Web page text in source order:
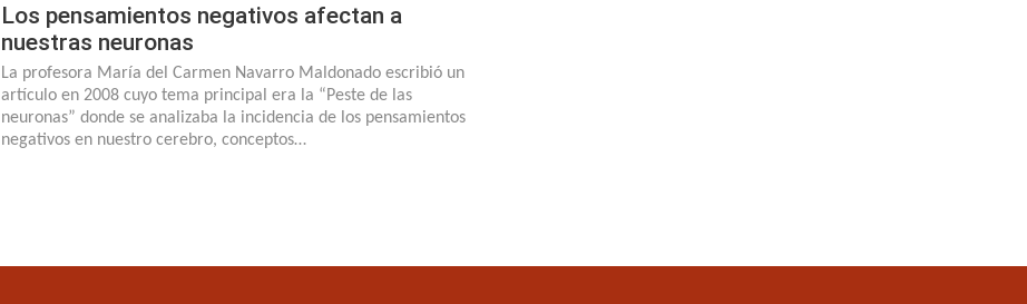
Los pensamientos negativos afectan a
nuestras neuronas
La profesora María del Carmen Navarro Maldonado escribió un
artículo en 2008 cuyo tema principal era la “Peste de las
neuronas” donde se analizaba la incidencia de los pensamientos
negativos en nuestro cerebro, conceptos…